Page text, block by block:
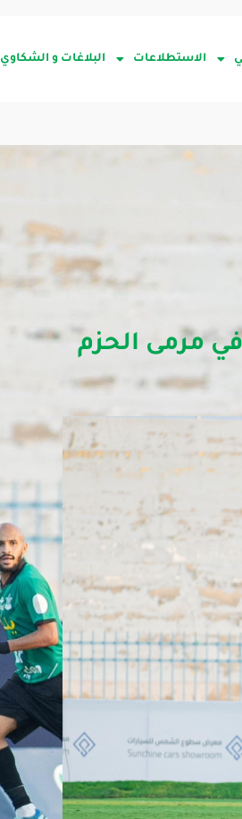
الاستطلاعات البلاغات و الشكاوي
مرمى الحزم